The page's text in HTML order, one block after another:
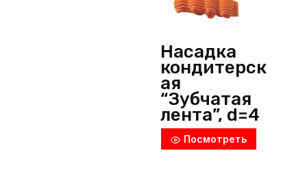
Насадка
кондитерск
ая
“Зубчатая
лента”, d=4
мм, h=28
мм, нерж.
Посмотреть